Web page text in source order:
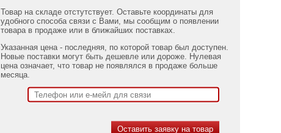
Товар на складе отстутствует. Оставьте координаты для
удобного способа связи с Вами, мы сообщим о появлении
товара в продаже или в ближайших поставках.
Указанная цена - последняя, по которой товар был доступен.
Новые поставки могут быть дешевле или дороже. Нулевая
цена означает, что товар не появлялся в продаже больше
месяца.